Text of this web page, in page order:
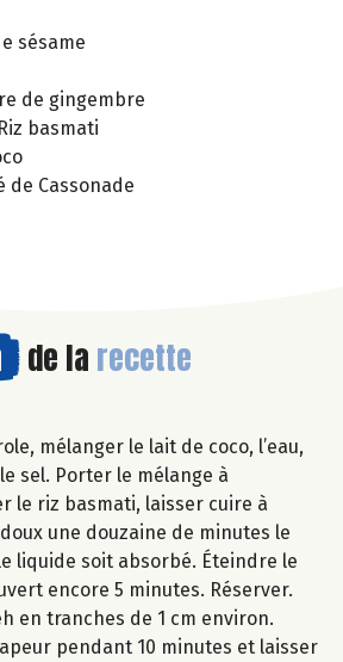
sésame
de gingembre
basmati
de Cassonade
de la recette
mélanger le lait de coco, l’eau,
sel. Porter le mélange à
le riz basmati, laisser cuire à
une douzaine de minutes le
liquide soit absorbé. Éteindre le
encore 5 minutes. Réserver.
en tranches de 1 cm environ.
pendant 10 minutes et laisser